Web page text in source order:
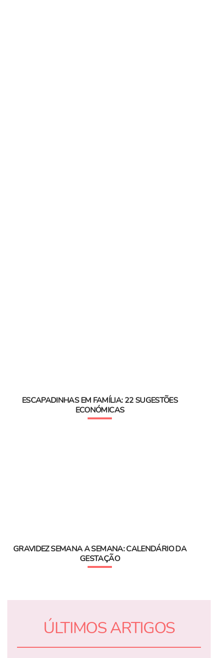
ESCAPADINHAS EM FAMÍLIA: 22 SUGESTÕES
ECONÓMICAS
GRAVIDEZ SEMANA A SEMANA: CALENDÁRIO DA
GESTAÇÃO
ÚLTIMOS ARTIGOS